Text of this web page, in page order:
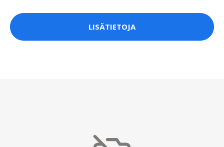
LISÄTIETOJA